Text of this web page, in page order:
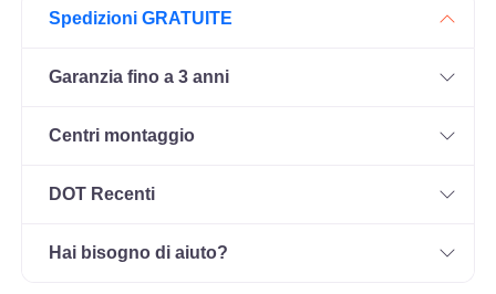
Spedizioni GRATUITE
Garanzia fino a 3 anni
Centri montaggio
DOT Recenti
Hai bisogno di aiuto?